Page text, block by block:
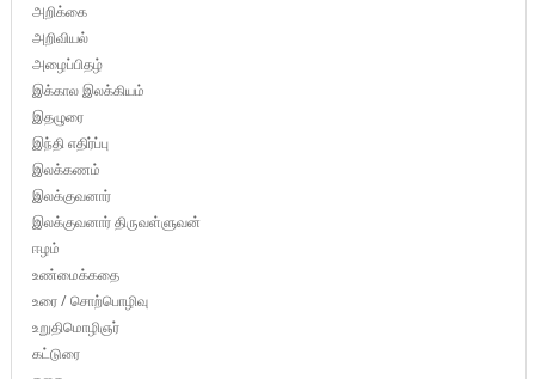
அறிக்கை
அறிவியல்
அழைப்பிதழ்
இக்கால இலக்கியம்
இதழுரை
இந்தி எதிர்ப்பு
இலக்கணம்
இலக்குவனார்
இலக்குவனார் திருவள்ளுவன்
ஈழம்
உண்மைக்கதை
உரை / சொற்பொழிவு
உறுதிமொழிஞர்
கட்டுரை